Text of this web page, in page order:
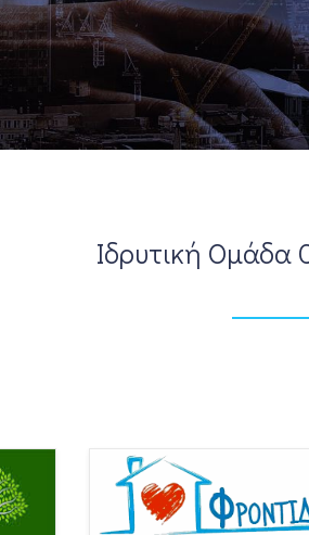
Ιδρυτική Ομάδα